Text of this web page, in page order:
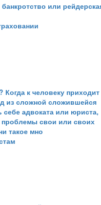
или
Когда к человеку приходит
из сложной сложившейся
адвоката или юриста,
свои или своих
такое мно